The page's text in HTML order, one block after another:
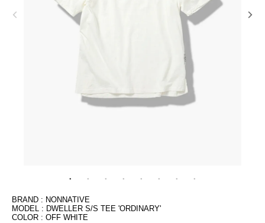
BRAND : NONNATIVE
MODEL : DWELLER S/S TEE 'ORDINARY'
COLOR : OFF WHITE